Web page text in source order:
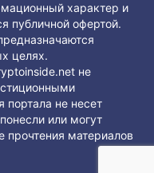
характер и
публичной офертой.
целях.
не
не несет
или могут
прочтения материалов